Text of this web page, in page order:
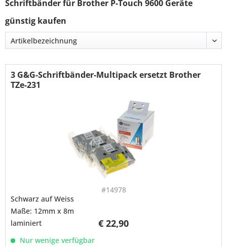
Schriftbänder für Brother P-Touch 9600 Geräte
günstig kaufen
3 G&G-Schriftbänder-Multipack ersetzt Brother
TZe-231
#14978
€ 22,90
Schwarz auf Weiss
Maße: 12mm x 8m
laminiert
Nur wenige verfügbar